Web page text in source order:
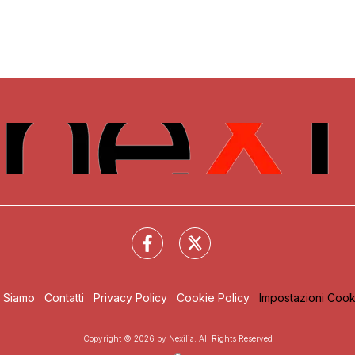
Siamo Contatti Privacy Policy Cookie Policy Impostazioni
Copyright © 2026 by Nexilia. All Rights Reserved